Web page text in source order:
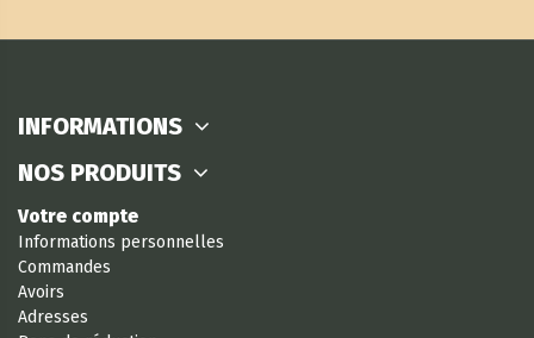
INFORMATIONS
NOS PRODUITS
Votre compte
Informations personnelles
Commandes
Avoirs
Adresses